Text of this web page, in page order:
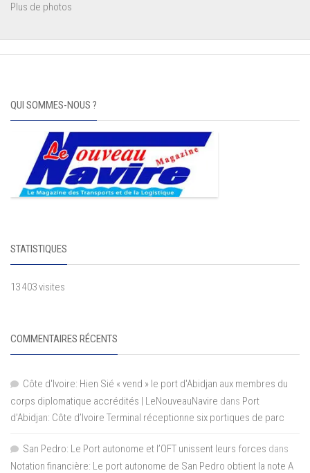
Plus de photos
QUI SOMMES-NOUS ?
STATISTIQUES
13 403 visites
COMMENTAIRES RÉCENTS
Côte d'Ivoire: Hien Sié « vend » le port d'Abidjan aux membres du
corps diplomatique accrédités | LeNouveauNavire dans Port
d’Abidjan: Côte d’Ivoire Terminal réceptionne six portiques de parc
San Pedro: Le Port autonome et l’OFT unissent leurs forces dans
Notation financière: Le port autonome de San Pedro obtient la note A